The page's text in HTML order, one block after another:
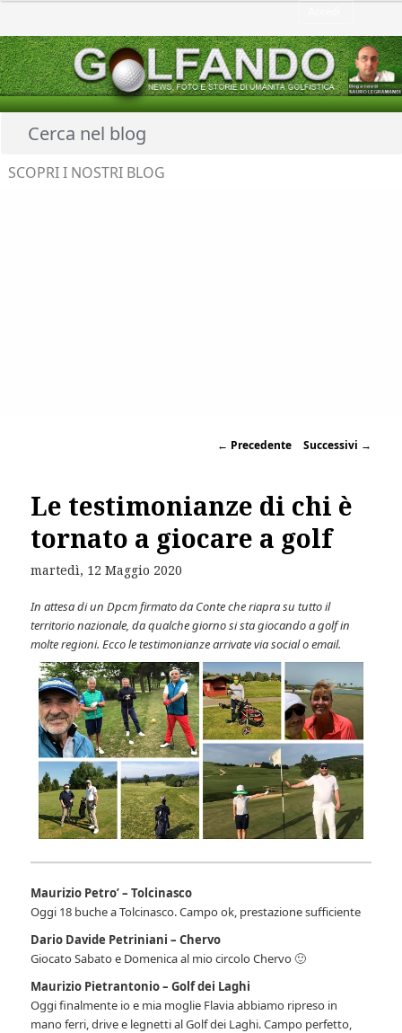
← Precedente Successivi →
Le testimonianze di chi è
tornato a giocare a golf
martedì, 12 Maggio 2020
In attesa di un Dpcm firmato da Conte che riapra su tutto il
territorio nazionale, da qualche giorno si sta giocando a golf in
molte regioni. Ecco le testimonianze arrivate via social o email.
Maurizio Petro’ – Tolcinasco
Oggi 18 buche a Tolcinasco. Campo ok, prestazione sufficiente
Dario Davide Petriniani – Chervo
Giocato Sabato e Domenica al mio circolo Chervo 🙂
Maurizio Pietrantonio – Golf dei Laghi
Oggi finalmente io e mia moglie Flavia abbiamo ripreso in
mano ferri, drive e legnetti al Golf dei Laghi. Campo perfetto,